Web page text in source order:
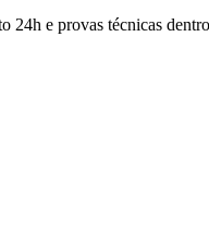
24h e provas técnicas